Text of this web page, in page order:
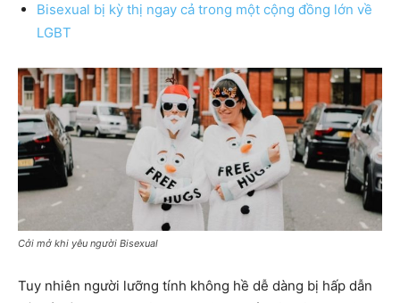
Bisexual bị kỳ thị ngay cả trong một cộng đồng lớn về
LGBT
Cởi mở khi yêu người Bisexual
Tuy nhiên người lưỡng tính không hề dễ dàng bị hấp dẫn